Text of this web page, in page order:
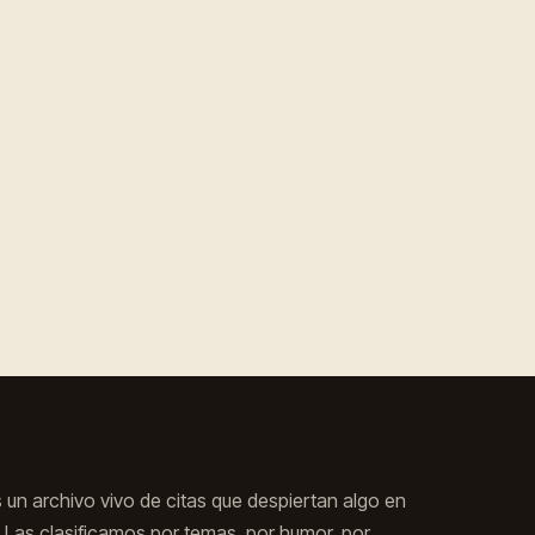
un archivo vivo de citas que despiertan algo en